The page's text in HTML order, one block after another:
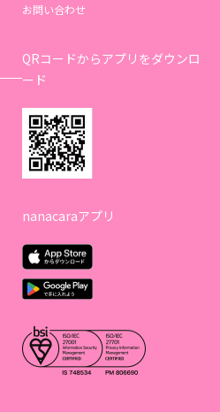
お問い合わせ
QRコードからアプリをダウンロ
ード
nanacaraアプリ